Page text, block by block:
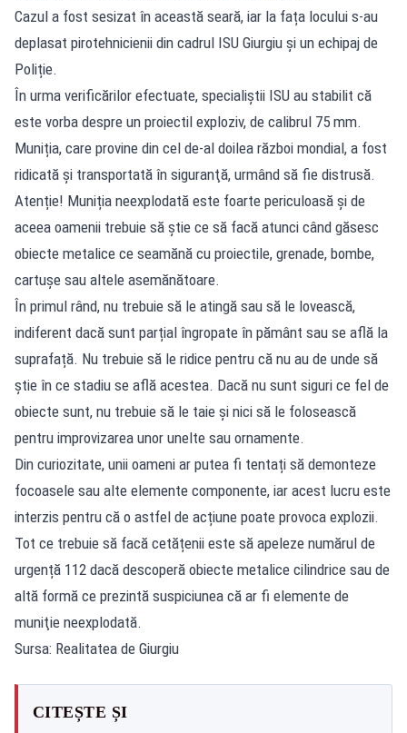
Cazul a fost sesizat în această seară, iar la fața locului s-au
deplasat pirotehnicienii din cadrul ISU Giurgiu și un echipaj de
Poliție.
În urma verificărilor efectuate, specialiștii ISU au stabilit că
este vorba despre un proiectil exploziv, de calibrul 75 mm.
Muniția, care provine din cel de-al doilea război mondial, a fost
ridicată și transportată în siguranţă, urmând să fie distrusă.
Atenție! Muniția neexplodată este foarte periculoasă și de
aceea oamenii trebuie să știe ce să facă atunci când găsesc
obiecte metalice ce seamănă cu proiectile, grenade, bombe,
cartușe sau altele asemănătoare.
În primul rând, nu trebuie să le atingă sau să le lovească,
indiferent dacă sunt parțial îngropate în pământ sau se află la
suprafață. Nu trebuie să le ridice pentru că nu au de unde să
știe în ce stadiu se află acestea. Dacă nu sunt siguri ce fel de
obiecte sunt, nu trebuie să le taie și nici să le folosească
pentru improvizarea unor unelte sau ornamente.
Din curiozitate, unii oameni ar putea fi tentați să demonteze
focoasele sau alte elemente componente, iar acest lucru este
interzis pentru că o astfel de acțiune poate provoca explozii.
Tot ce trebuie să facă cetățenii este să apeleze numărul de
urgență 112 dacă descoperă obiecte metalice cilindrice sau de
altă formă ce prezintă suspiciunea că ar fi elemente de
muniţie neexplodată.
Sursa: Realitatea de Giurgiu
CITEȘTE ȘI